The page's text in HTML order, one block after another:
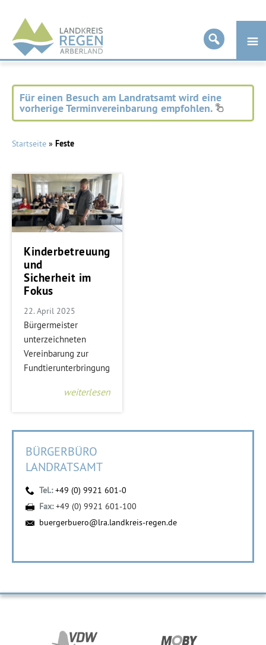
Landkreis
Regen
Für einen Besuch am Landratsamt wird eine
vorherige Terminvereinbarung empfohlen.
Startseite » Feste
Kinderbetreuung
und
Sicherheit im
Fokus
22. April 2025
Bürgermeister
unterzeichneten
Vereinbarung zur
Fundtierunterbringung
weiterlesen
BÜRGERBÜRO
LANDRATSAMT
Tel.:+49 (0) 9921 601-0
Fax:+49 (0) 9921 601-100
buergerbuero@lra.landkreis-regen.de